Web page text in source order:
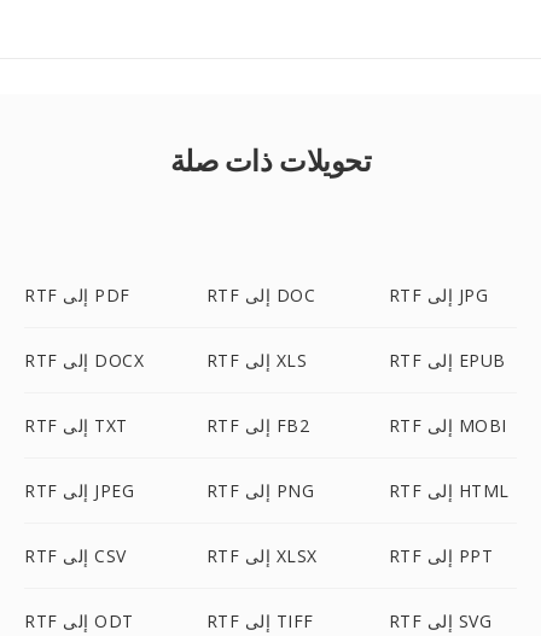
تحويلات ذات صلة
RTF إلى PDF RTF إلى DOC RTF إلى JPG
RTF إلى DOCX RTF إلى XLS RTF إلى EPUB
RTF إلى TXT RTF إلى FB2 RTF إلى MOBI
RTF إلى JPEG RTF إلى PNG RTF إلى HTML
RTF إلى CSV RTF إلى XLSX RTF إلى PPT
RTF إلى ODT RTF إلى TIFF RTF إلى SVG